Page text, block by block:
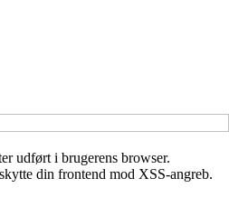
udført i brugerens browser.
din frontend mod XSS-angreb.